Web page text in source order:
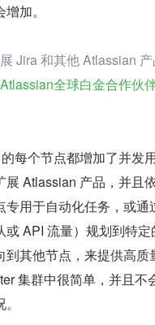
加。
Jira 和其他 Atlassian
Atlassian全球白金合作
每个节点都增加了并发
展 Atlassian 产品，并且
专用于自动化任务，或通
或 API 流量）规划到特
到其他节点，来提供高质
集群中很简单，并且不